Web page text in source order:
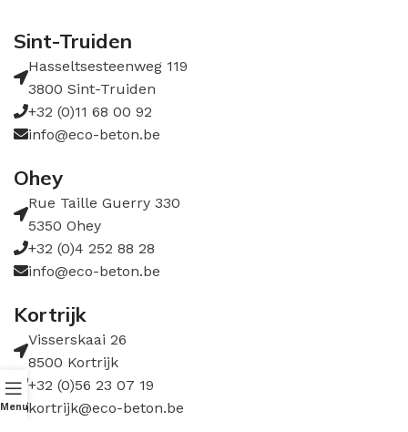
Sint-Truiden
Hasseltsesteenweg 119
3800 Sint-Truiden
+32 (0)11 68 00 92
info@eco-beton.be
Ohey
Rue Taille Guerry 330
5350 Ohey
+32 (0)4 252 88 28
info@eco-beton.be
Kortrijk
Visserskaai 26
8500 Kortrijk
+32 (0)56 23 07 19
kortrijk@eco-beton.be
Menu